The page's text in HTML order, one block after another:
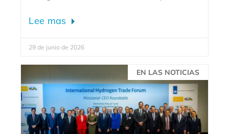
Lee mas
29 de junio de 2026
EN LAS NOTICIAS